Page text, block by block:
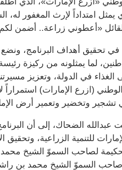
يمثل امتداداً لإرث المغفور
القائل «أعطوني زراعة.. أضمن
تحقيق أهداف البرنامج، ونضع
لما يمثلونه من ركيزة
في الدولة، وتعزيز
الوطني (ازرع الإمارات)
تشجير وتخضير وتعمير أرض
عبدالله الضحاك، إلى أن
للتنمية الزراعية،
لصاحب السموّ الشيخ محمد
صاحب السموّ الشيخ محمد بن